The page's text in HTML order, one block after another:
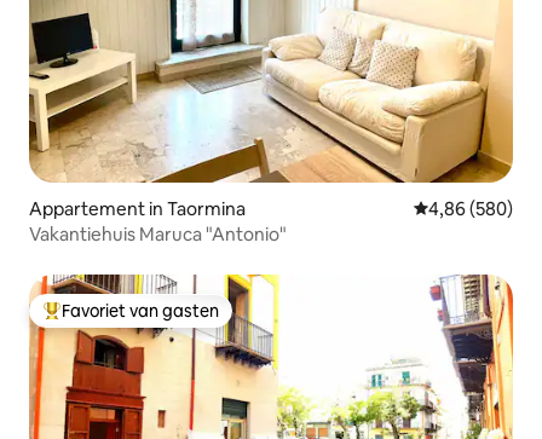
Appartement in Taormina Gemiddelde
4,86 (580)
Vakantiehuis Maruca "Antonio"
Topfavoriet van gasten
Favoriet van gasten